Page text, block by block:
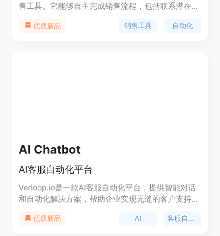
售工具。它能够自主完成销售流程，包括联系潜在客
易。使用AskToSell可以帮助企业更快地增加收入。
优质新品 销售工具 自动化
AI Chatbot
AI客服自动化平台
Verloop.io是一款AI客服自动化平台，提供智能对话
和自动化解决方案，帮助企业实现无缝的客户支持体
动，超越客户的期望。主要功能包括聊天自动化、支
优质新品 AI 客服自动化